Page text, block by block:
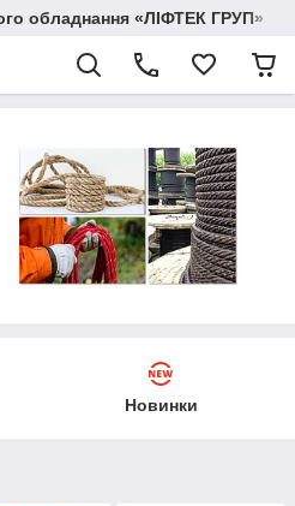
обладнання «ЛІФТЕК ГРУП»
Новинки